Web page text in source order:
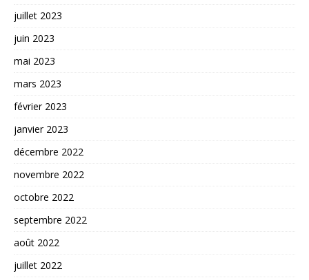
juillet 2023
juin 2023
mai 2023
mars 2023
février 2023
janvier 2023
décembre 2022
novembre 2022
octobre 2022
septembre 2022
août 2022
juillet 2022